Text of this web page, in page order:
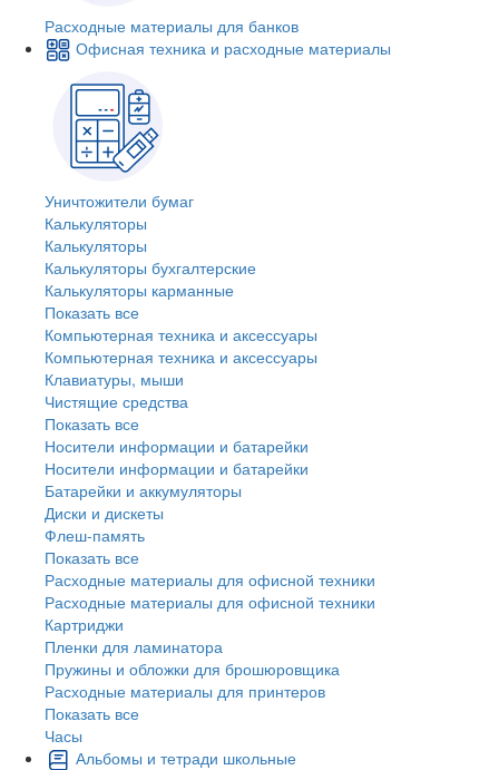
Расходные материалы для банков
Офисная техника и расходные материалы
Уничтожители бумаг
Калькуляторы
Калькуляторы
Калькуляторы бухгалтерские
Калькуляторы карманные
Показать все
Компьютерная техника и аксессуары
Компьютерная техника и аксессуары
Клавиатуры, мыши
Чистящие средства
Показать все
Носители информации и батарейки
Носители информации и батарейки
Батарейки и аккумуляторы
Диски и дискеты
Флеш-память
Показать все
Расходные материалы для офисной техники
Расходные материалы для офисной техники
Картриджи
Пленки для ламинатора
Пружины и обложки для брошюровщика
Расходные материалы для принтеров
Показать все
Часы
Альбомы и тетради школьные